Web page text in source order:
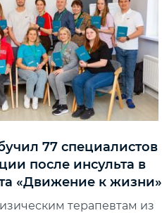
77 специалистов
после инсульта в
«Движение к жизни»
терапевтам из